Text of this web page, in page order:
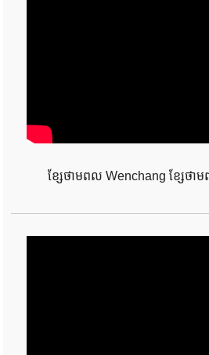
ខ្សែថាមពល Wenchang ខ្សែថា